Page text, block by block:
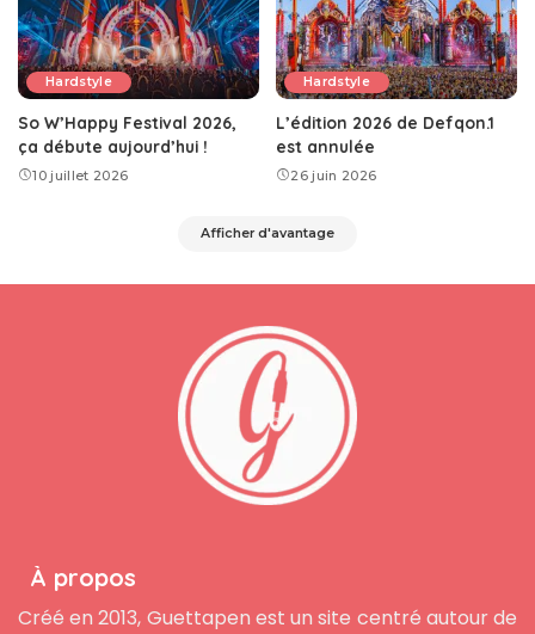
Hardstyle
So W’Happy Festival 2026,
ça débute aujourd’hui !
10 juillet 2026
Hardstyle
L’édition 2026 de Defqon.1
est annulée
26 juin 2026
Afficher d'avantage
À propos
Créé en 2013, Guettapen est un site centré autour de